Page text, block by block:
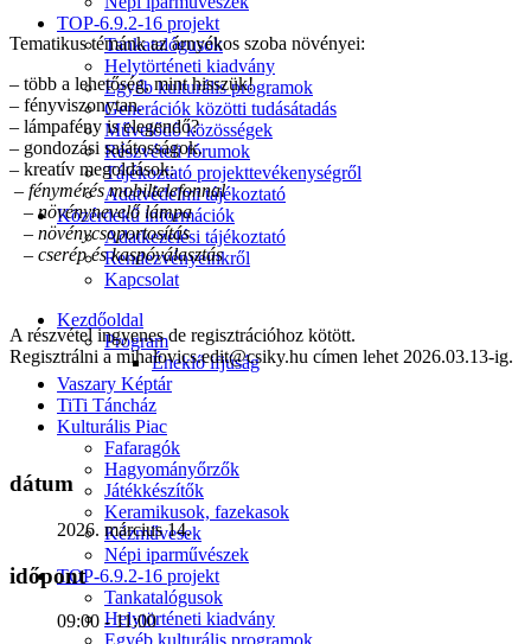
TOP-6.9.2-16 projekt
Tankatalógusok
Helytörténeti kiadvány
Egyéb kulturális programok
Generációk közötti tudásátadás
Művelődő közösségek
Részvételi fórumok
Tájékoztató projekttevékenységről
Adatvédelmi tájékoztató
Közérdekű információk
Adatkezelési tájékoztató
Rendezvényeinkről
Kapcsolat
Kezdőoldal
Program
Éneklő ifjúság
Vaszary Képtár
TiTi Táncház
Kulturális Piac
Fafaragók
Hagyományőrzők
Játékkészítők
Keramikusok, fazekasok
Kézművesek
Népi iparművészek
TOP-6.9.2-16 projekt
Tankatalógusok
Helytörténeti kiadvány
Egyéb kulturális programok
Tematikus témánk az árnyékos szoba növényei:
– több a lehetőség, mint hisszük!
– fényviszonytan.
– lámpafény is elegendő?
– gondozási sajátosságok.
– kreatív megoldások:
– fénymérés mobiltelefonnal
– növénynevelő lámpa
– növénycsoportosítás
– cserép és kaspóválasztás
A részvétel ingyenes de regisztrációhoz kötött.
Regisztrálni a mihalovics.edit@csiky.hu címen lehet 2026.03.13-ig.
dátum
2026. március 14.
időpont
09:00 - 11:00